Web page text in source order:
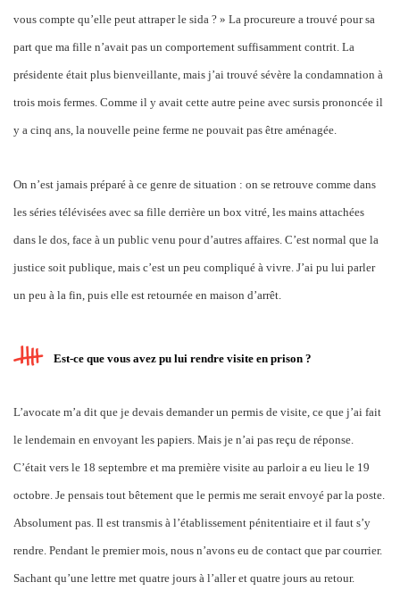
vous compte qu’elle peut attraper le sida ? » La procureure a trouvé pour sa
part que ma fille n’avait pas un comportement suffisamment contrit. La
présidente était plus bienveillante, mais j’ai trouvé sévère la condamnation à
trois mois fermes. Comme il y avait cette autre peine avec sursis prononcée il
y a cinq ans, la nouvelle peine ferme ne pouvait pas être aménagée.
On n’est jamais préparé à ce genre de situation : on se retrouve comme dans
les séries télévisées avec sa fille derrière un box vitré, les mains attachées
dans le dos, face à un public venu pour d’autres affaires. C’est normal que la
justice soit publique, mais c’est un peu compliqué à vivre. J’ai pu lui parler
un peu à la fin, puis elle est retournée en maison d’arrêt.
Est-ce que vous avez pu lui rendre visite en prison ?
L’avocate m’a dit que je devais demander un permis de visite, ce que j’ai fait
le lendemain en envoyant les papiers. Mais je n’ai pas reçu de réponse.
C’était vers le 18 septembre et ma première visite au parloir a eu lieu le 19
octobre. Je pensais tout bêtement que le permis me serait envoyé par la poste.
Absolument pas. Il est transmis à l’établissement pénitentiaire et il faut s’y
rendre. Pendant le premier mois, nous n’avons eu de contact que par courrier.
Sachant qu’une lettre met quatre jours à l’aller et quatre jours au retour.